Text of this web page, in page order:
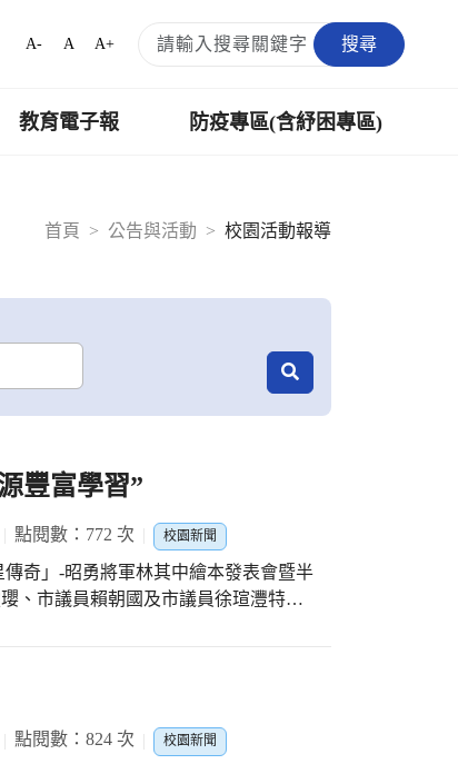
A- A A+ 搜尋
教育電子報 防疫專區(含紓困專區)
首頁
公告與活動 校園活動報導
豐富學習”
點閱數：772 次 校園新聞
奇」-昭勇將軍林其中繪本發表會暨半
、市議員賴朝國及市議員徐瑄灃特
子在地古蹟「摘星山莊」為創作主
地文化。發表會後同時進行半戶外球
的學習空間，致力提升優質教育環
點閱數：824 次 校園新聞